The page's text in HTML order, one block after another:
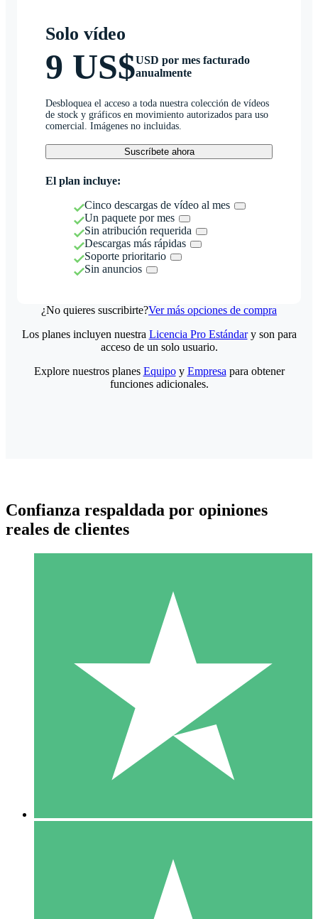
Solo vídeo
9 US$USD por mes facturado
anualmente
Desbloquea el acceso a toda nuestra colección de vídeos
de stock y gráficos en movimiento autorizados para uso
comercial. Imágenes no incluidas.
Suscríbete ahora
El plan incluye:
Cinco descargas de vídeo al mes
Un paquete por mes
Sin atribución requerida
Descargas más rápidas
Soporte prioritario
Sin anuncios
¿No quieres suscribirte?Ver más opciones de compra
Paquetes de Créditos Individuales
Paga según el uso con créditos de descarga. Sin compromiso
10 00
10 Descargas
20 00
Los planes incluyen nuestra Licencia Pro Estándary son para
acceso de un solo usuario.
Explore nuestros planes Equipoy Empresa para obtener
funciones adicionales.
Confianza respaldada por opiniones
reales de clientes